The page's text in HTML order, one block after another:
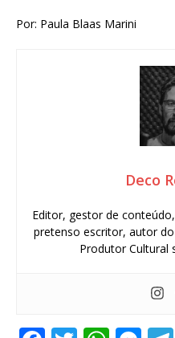
Por: Paula Blaas Marini
Deco
Editor, gestor de
pretenso escritor, autor
Produtor Cultural